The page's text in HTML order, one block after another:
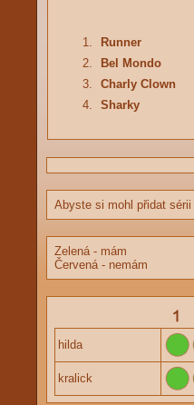
1.
Runner
2.
Bel Mondo
3.
Charly Clown
4.
Sharky
Abyste si mohl přidat
Zelená - mám
Červená - nemám
hilda
kralick